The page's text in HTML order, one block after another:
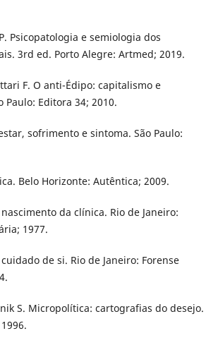
Psicopatologia e semiologia dos
3rd ed. Porto Alegre: Artmed; 2019.
F. O anti-Édipo: capitalismo e
Paulo: Editora 34; 2010.
sofrimento e sintoma. São Paulo:
Belo Horizonte: Autêntica; 2009.
da clínica. Rio de Janeiro:
1977.
de si. Rio de Janeiro: Forense
S. Micropolítica: cartografias do desejo.